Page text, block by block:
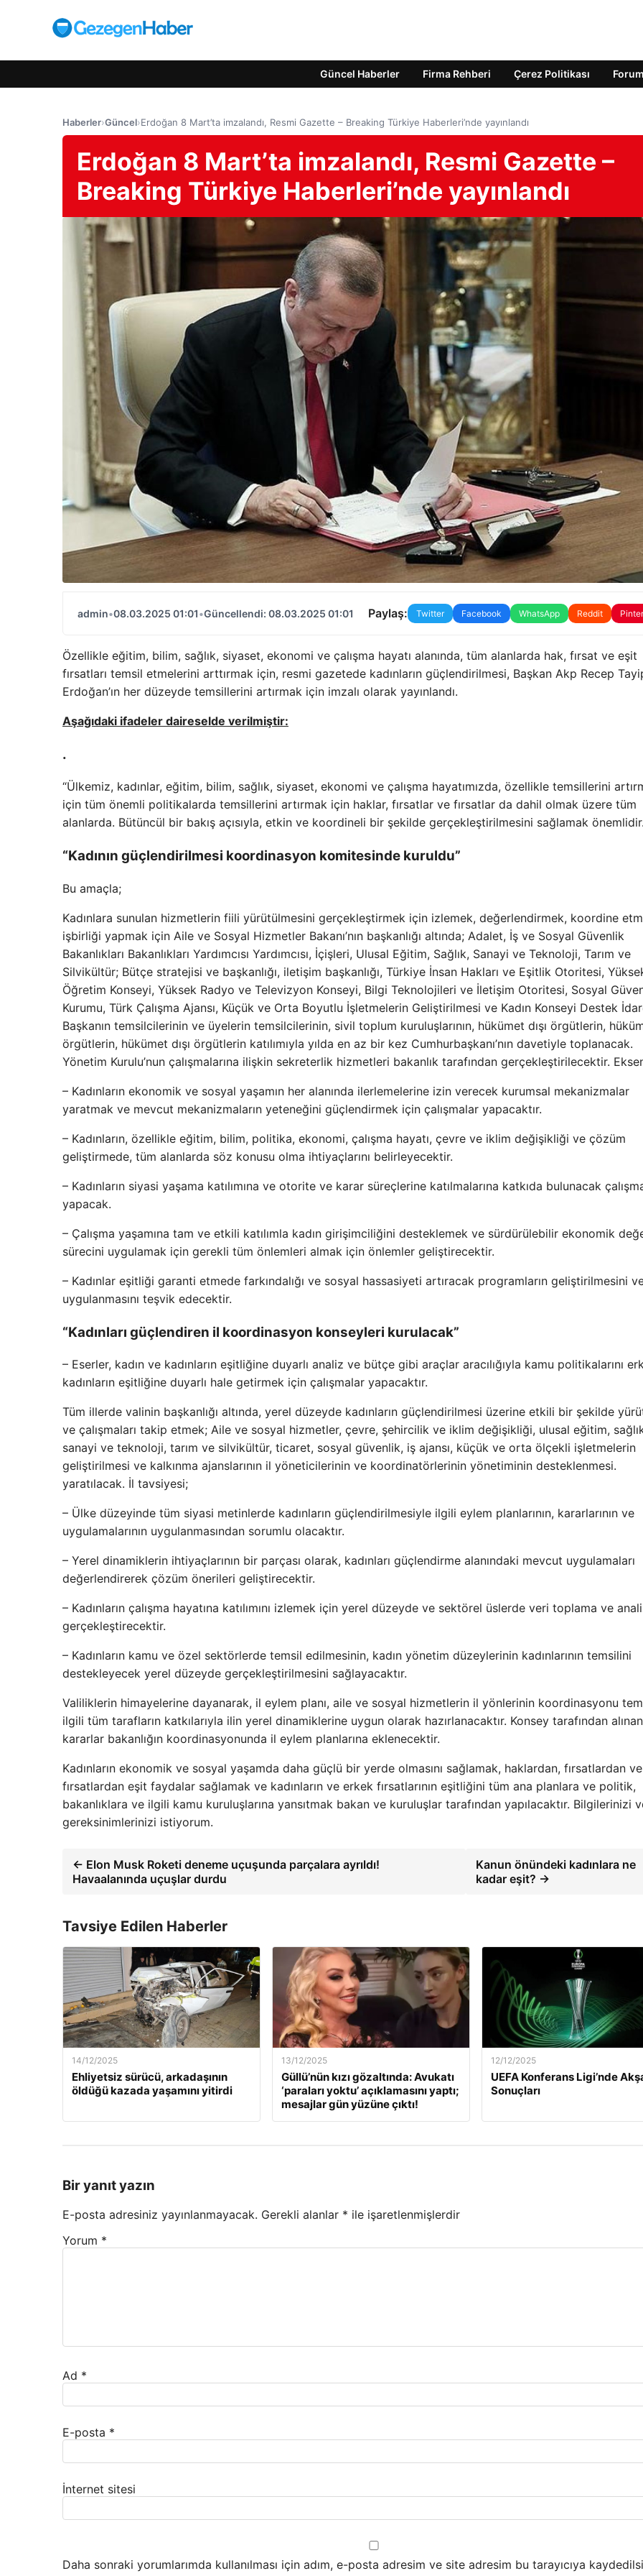
Güncel Haberler Firma Rehberi Çerez Politikası Forum
Haberler›Güncel›Erdoğan 8 Mart’ta imzalandı, Resmi Gazette – Breaking Türkiye Haberleri’nde yayınlandı
Erdoğan 8 Mart’ta imzalandı, Resmi Gazette –
Breaking Türkiye Haberleri’nde yayınlandı
admin•08.03.2025 01:01•Güncellendi: 08.03.2025 01:01 Paylaş: Twitter Facebook WhatsApp Reddit
Özellikle eğitim, bilim, sağlık, siyaset, ekonomi ve çalışma hayatı alanında, tüm alanlarda hak, fırsat ve eşit
fırsatları temsil etmelerini arttırmak için, resmi gazetede kadınların güçlendirilmesi, Başkan Akp Recep
Erdoğan’ın her düzeyde temsillerini artırmak için imzalı olarak yayınlandı.
Aşağıdaki ifadeler daireselde verilmiştir:
.
“Ülkemiz, kadınlar, eğitim, bilim, sağlık, siyaset, ekonomi ve çalışma hayatımızda, özellikle temsillerini
için tüm önemli politikalarda temsillerini artırmak için haklar, fırsatlar ve fırsatlar da dahil olmak üzere tüm
alanlarda. Bütüncül bir bakış açısıyla, etkin ve koordineli bir şekilde gerçekleştirilmesini sağlamak önemlidir.
“Kadının güçlendirilmesi koordinasyon komitesinde kuruldu”
Bu amaçla;
Kadınlara sunulan hizmetlerin fiili yürütülmesini gerçekleştirmek için izlemek, değerlendirmek, koordine
işbirliği yapmak için Aile ve Sosyal Hizmetler Bakanı’nın başkanlığı altında; Adalet, İş ve Sosyal Güvenlik
Bakanlıkları Bakanlıkları Yardımcısı Yardımcısı, İçişleri, Ulusal Eğitim, Sağlık, Sanayi ve Teknoloji, Tarım ve
Silvikültür; Bütçe stratejisi ve başkanlığı, iletişim başkanlığı, Türkiye İnsan Hakları ve Eşitlik Otoritesi,
Öğretim Konseyi, Yüksek Radyo ve Televizyon Konseyi, Bilgi Teknolojileri ve İletişim Otoritesi, Sosyal
Kurumu, Türk Çalışma Ajansı, Küçük ve Orta Boyutlu İşletmelerin Geliştirilmesi ve Kadın Konseyi Destek
Başkanın temsilcilerinin ve üyelerin temsilcilerinin, sivil toplum kuruluşlarının, hükümet dışı örgütlerin,
örgütlerin, hükümet dışı örgütlerin katılımıyla yılda en az bir kez Cumhurbaşkanı’nın davetiyle toplanacak.
Yönetim Kurulu’nun çalışmalarına ilişkin sekreterlik hizmetleri bakanlık tarafından gerçekleştirilecektir.
– Kadınların ekonomik ve sosyal yaşamın her alanında ilerlemelerine izin verecek kurumsal mekanizmalar
yaratmak ve mevcut mekanizmaların yeteneğini güçlendirmek için çalışmalar yapacaktır.
– Kadınların, özellikle eğitim, bilim, politika, ekonomi, çalışma hayatı, çevre ve iklim değişikliği ve çözüm
geliştirmede, tüm alanlarda söz konusu olma ihtiyaçlarını belirleyecektir.
– Kadınların siyasi yaşama katılımına ve otorite ve karar süreçlerine katılmalarına katkıda bulunacak
yapacak.
– Çalışma yaşamına tam ve etkili katılımla kadın girişimciliğini desteklemek ve sürdürülebilir ekonomik
sürecini uygulamak için gerekli tüm önlemleri almak için önlemler geliştirecektir.
– Kadınlar eşitliği garanti etmede farkındalığı ve sosyal hassasiyeti artıracak programların geliştirilmesini
uygulanmasını teşvik edecektir.
“Kadınları güçlendiren il koordinasyon konseyleri kurulacak”
– Eserler, kadın ve kadınların eşitliğine duyarlı analiz ve bütçe gibi araçlar aracılığıyla kamu politikalarını
kadınların eşitliğine duyarlı hale getirmek için çalışmalar yapacaktır.
Tüm illerde valinin başkanlığı altında, yerel düzeyde kadınların güçlendirilmesi üzerine etkili bir şekilde
ve çalışmaları takip etmek; Aile ve sosyal hizmetler, çevre, şehircilik ve iklim değişikliği, ulusal eğitim,
sanayi ve teknoloji, tarım ve silvikültür, ticaret, sosyal güvenlik, iş ajansı, küçük ve orta ölçekli işletmelerin
geliştirilmesi ve kalkınma ajanslarının il yöneticilerinin ve koordinatörlerinin yönetiminin desteklenmesi.
yaratılacak. İl tavsiyesi;
– Ülke düzeyinde tüm siyasi metinlerde kadınların güçlendirilmesiyle ilgili eylem planlarının, kararlarının ve
uygulamalarının uygulanmasından sorumlu olacaktır.
– Yerel dinamiklerin ihtiyaçlarının bir parçası olarak, kadınları güçlendirme alanındaki mevcut uygulamaları
değerlendirerek çözüm önerileri geliştirecektir.
– Kadınların çalışma hayatına katılımını izlemek için yerel düzeyde ve sektörel üslerde veri toplama ve
gerçekleştirecektir.
– Kadınların kamu ve özel sektörlerde temsil edilmesinin, kadın yönetim düzeylerinin kadınlarının temsilini
destekleyecek yerel düzeyde gerçekleştirilmesini sağlayacaktır.
Valiliklerin himayelerine dayanarak, il eylem planı, aile ve sosyal hizmetlerin il yönlerinin koordinasyonu
ilgili tüm tarafların katkılarıyla ilin yerel dinamiklerine uygun olarak hazırlanacaktır. Konsey tarafından alınan
kararlar bakanlığın koordinasyonunda il eylem planlarına eklenecektir.
Kadınların ekonomik ve sosyal yaşamda daha güçlü bir yerde olmasını sağlamak, haklardan, fırsatlardan ve
fırsatlardan eşit faydalar sağlamak ve kadınların ve erkek fırsatlarının eşitliğini tüm ana planlara ve politik,
bakanlıklara ve ilgili kamu kuruluşlarına yansıtmak bakan ve kuruluşlar tarafından yapılacaktır. Bilgilerinizi
gereksinimlerinizi istiyorum.
← Elon Musk Roketi deneme uçuşunda parçalara ayrıldı!
Havaalanında uçuşlar durdu
Kanun önündeki kadınlara ne
kadar eşit? →
Tavsiye Edilen Haberler
14/12/2025
Ehliyetsiz sürücü, arkadaşının
öldüğü kazada yaşamını yitirdi
13/12/2025
Güllü’nün kızı gözaltında: Avukatı
‘paraları yoktu’ açıklamasını yaptı;
mesajlar gün yüzüne çıktı!
12/12/2025
UEFA Konferans Ligi’nde
Sonuçları
Bir yanıt yazın
E-posta adresiniz yayınlanmayacak. Gerekli alanlar * ile işaretlenmişlerdir
Yorum *
Ad *
E-posta *
İnternet sitesi
Daha sonraki yorumlarımda kullanılması için adım, e-posta adresim ve site adresim bu tarayıcıya